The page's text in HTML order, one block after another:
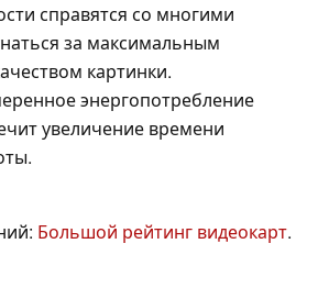
справятся со многими
за максимальным
картинки.
энергопотребление
увеличение времени
Большой рейтинг видеокарт.